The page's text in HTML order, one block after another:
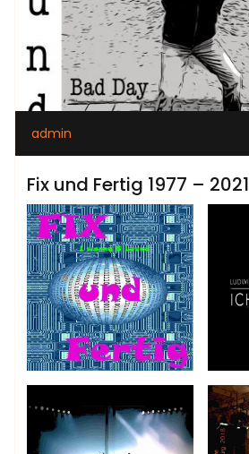
admin
Fix und Fertig 1977 – 2021